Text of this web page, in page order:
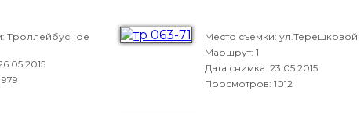
Троллейбусное
Место съемки: ул.Терешковой
Маршрут: 1
Дата снимка:23.05.2015
Просмотров: 1012